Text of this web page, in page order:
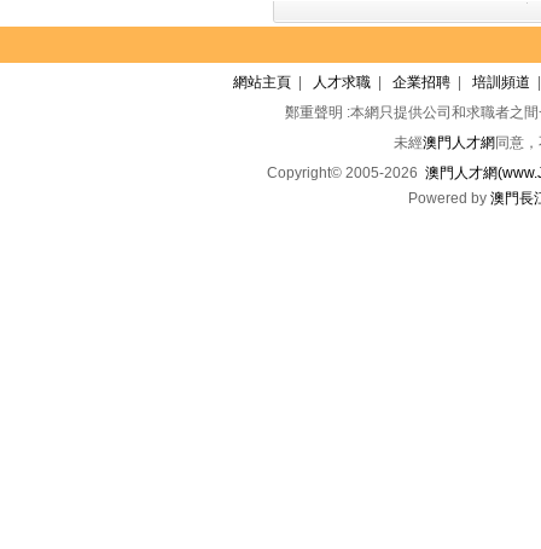
網站主頁 人才求職 企業招聘 培訓頻道
鄭重聲明 :本網只提供公司和求職者之
未經澳門人才網 同意
Copyright© 2005-2026 澳門人才網
Powered by 澳門長